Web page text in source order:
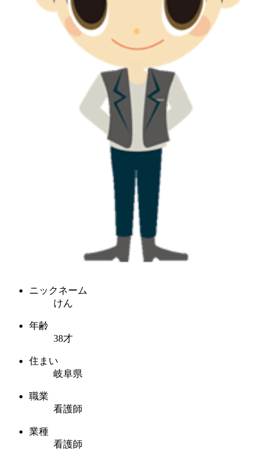
ニックネーム
けん
年齢
38才
住まい
岐阜県
職業
看護師
業種
看護師